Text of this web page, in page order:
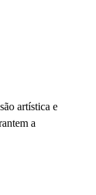
artística e
a